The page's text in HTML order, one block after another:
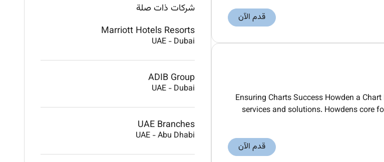
قدم الآن
Ensuring Charts Success Howden a
services and solutions. Howdens core
قدم الآن
شركات ذات صلة
Marriott Hotels Resorts
UAE - Dubai
ADIB Group
UAE - Dubai
UAE Branches
UAE -Abu Dhabi